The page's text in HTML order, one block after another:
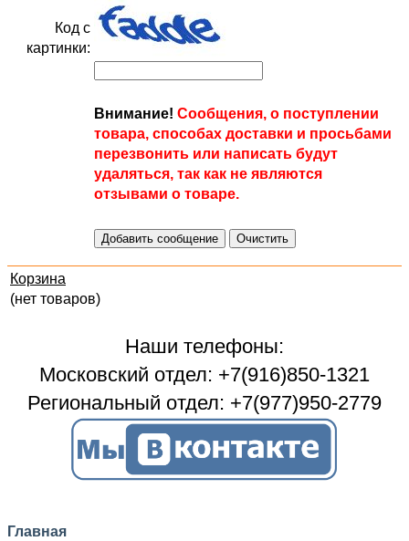
Код с
картинки:
Внимание! Сообщения, о поступлении
товара, способах доставки и просьбами
перезвонить или написать будут
удаляться, так как не являются
отзывами о товаре.
Корзина
(нет товаров)
Наши телефоны:
Московский отдел: +7(916)850-1321
Региональный отдел: +7(977)950-2779
Главная